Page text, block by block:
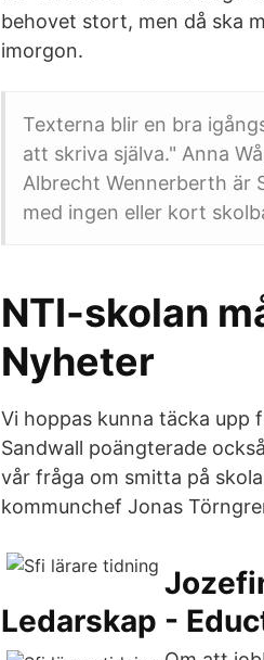
behovet stort, men då ska
imorgon.
Texterna blir en bra
att skriva själva." Anna
Albrecht Wennerberth är
med ingen eller kort
NTI-skolan
Nyheter
Vi hoppas kunna täcka upp
Sandwall poängterade
vår fråga om smitta på
kommunchef Jonas
Ledarskap -